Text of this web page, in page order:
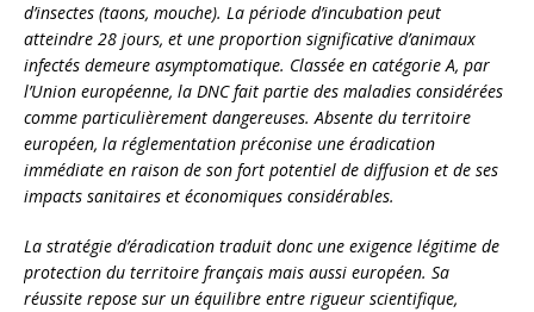
d’insectes (taons, mouche). La période d’incubation peut
atteindre 28 jours, et une proportion significative d’animaux
infectés demeure asymptomatique. Classée en catégorie A, par
l’Union européenne, la DNC fait partie des maladies considérées
comme particulièrement dangereuses. Absente du territoire
européen, la réglementation préconise une éradication
immédiate en raison de son fort potentiel de diffusion et de ses
impacts sanitaires et économiques considérables.
La stratégie d’éradication traduit donc une exigence légitime de
protection du territoire français mais aussi européen. Sa
réussite repose sur un équilibre entre rigueur scientifique,